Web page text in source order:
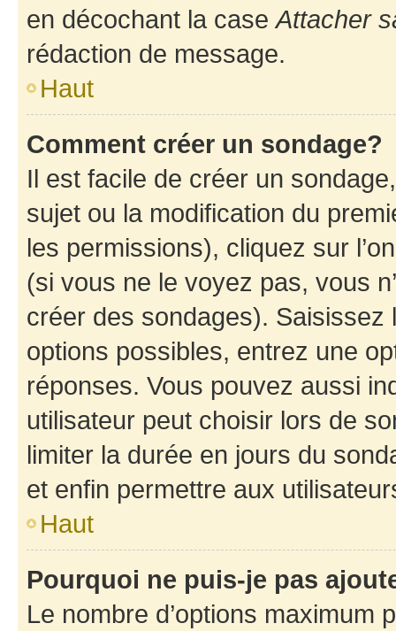
en décochant la caseAttacher
rédaction de message.
Haut
Comment créer un sondage?
Il est facile de créer un
sujet ou la modification du
les permissions), cliquez sur
(si vous ne le voyez pas, vous
créer des sondages).
options possibles, entrez une
réponses. Vous pouvez aussi
utilisateur peut choisir lors de
limiter la durée en jours du
et enfin permettre aux
Haut
Pourquoi ne puis-je pas
Le nombre d’options maximum